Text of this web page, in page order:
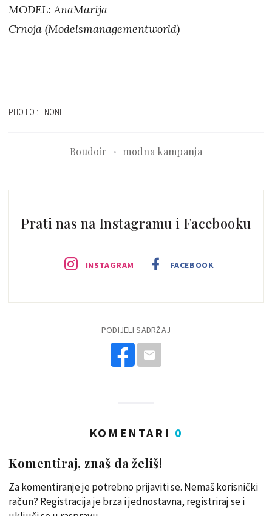
MODEL: AnaMarija
Crnoja (Modelsmanagementworld)
PHOTO: NONE
Boudoir modna kampanja
Prati nas na Instagramu i Facebooku
INSTAGRAM FACEBOOK
PODIJELI SADRŽAJ
KOMENTARI 0
Komentiraj, znaš da želiš!
Za komentiranje je potrebno prijaviti se. Nemaš korisnički
račun? Registracija je brza i jednostavna, registriraj se i